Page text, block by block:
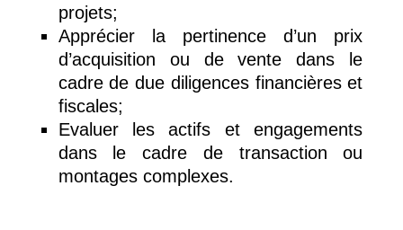
projets;
Apprécier la pertinence d’un prix
d’acquisition ou de vente dans le
cadre de due diligences financières et
fiscales;
Evaluer les actifs et engagements
dans le cadre de transaction ou
montages complexes.